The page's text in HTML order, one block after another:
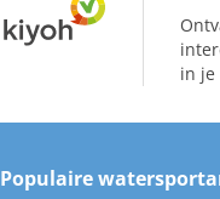
in je
Populaire